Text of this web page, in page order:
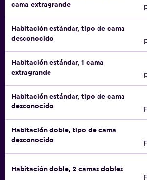
cama extragrande
Habitación estándar, tipo de cama
desconocido
Habitación estándar, 1 cama
extragrande
Habitación estándar, tipo de cama
desconocido
Habitación doble, tipo de cama
desconocido
Habitación doble, 2 camas dobles